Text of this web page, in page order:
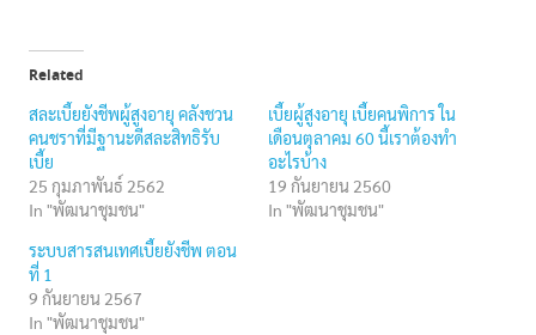
Related
สละเบี้ยยังชีพผู้สูงอายุ คลังชวน
คนชราที่มีฐานะดีสละสิทธิรับ
เบี้ย
25 กุมภาพันธ์ 2562
In "พัฒนาชุมชน"
เบี้ยผู้สูงอายุ เบี้ยคนพิการ ใน
เดือนตุลาคม 60 นี้เราต้องทำ
อะไรบ้าง
19 กันยายน 2560
In "พัฒนาชุมชน"
ระบบสารสนเทศเบี้ยยังชีพ ตอน
ที่ 1
9 กันยายน 2567
In "พัฒนาชุมชน"